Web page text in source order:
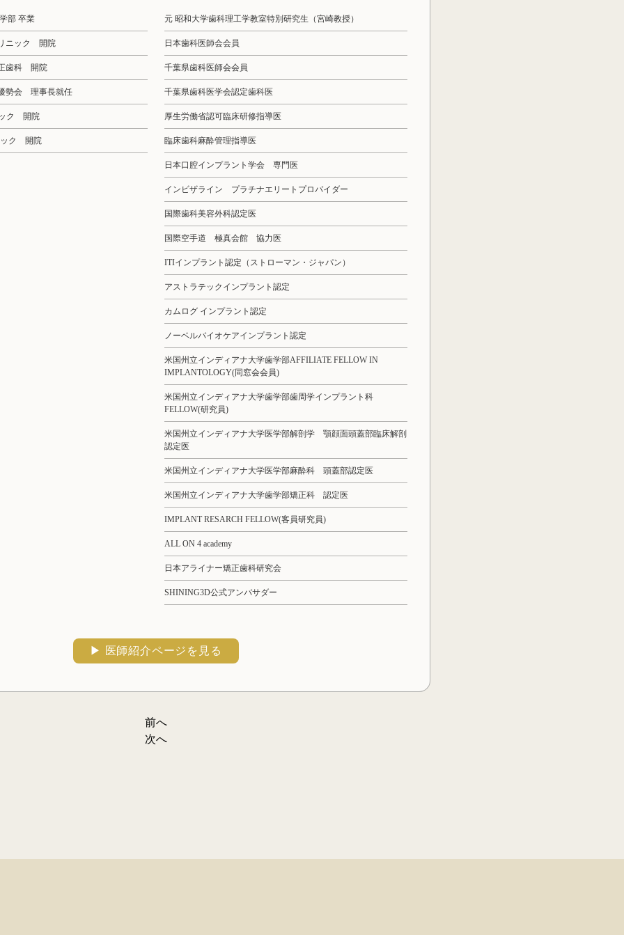
部 卒業
ニック 開院
歯科 開院
勢会 理事長就任
ク 開院
ック 開院
元 昭和大学歯科理工学教室特別研究生（宮崎教授）
日本歯科医師会会員
千葉県歯科医師会会員
千葉県歯科医学会認定歯科医
厚生労働省認可臨床研修指導医
臨床歯科麻酔管理指導医
日本口腔インプラント学会 専門医
インビザライン プラチナエリートプロバイダー
国際歯科美容外科認定医
国際空手道 極真会館 協力医
ITIインプラント認定（ストローマン・ジャパン）
アストラテックインプラント認定
カムログ インプラント認定
ノーベルバイオケアインプラント認定
米国州立インディアナ大学歯学部AFFILIATE FELLOW IN
IMPLANTOLOGY(同窓会会員)
米国州立インディアナ大学歯学部歯周学インプラント科
FELLOW(研究員)
米国州立インディアナ大学医学部解剖学 顎顔面頭蓋部臨床解剖
認定医
米国州立インディアナ大学医学部麻酔科 頭蓋部認定医
米国州立インディアナ大学歯学部矯正科 認定医
IMPLANT RESARCH FELLOW(客員研究員)
ALL ON 4 academy
日本アライナー矯正歯科研究会
SHINING3D公式アンバサダー
▶︎ 医師紹介ページを見る
前へ
次へ